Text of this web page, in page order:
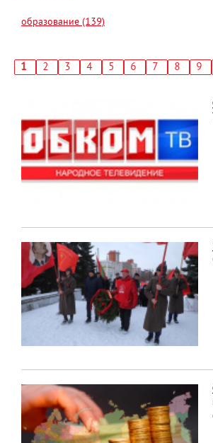
образование (139)
Текущая
1 Страница
2 Страница
3 Страница
4 Страница
5 Страница
6 Страница
7 Страница
8 9